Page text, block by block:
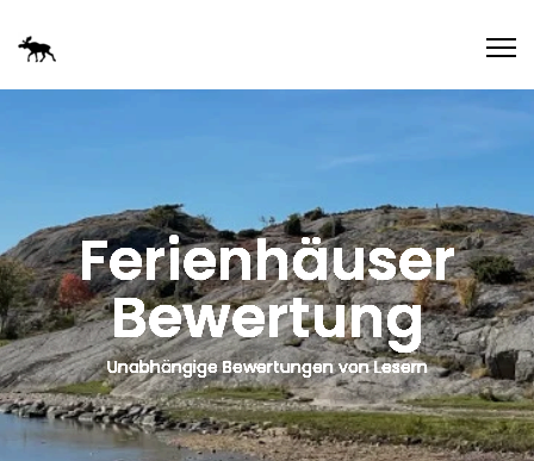
Ferienhäuser
Bewertung
Unabhängige Bewertungen von Lesern